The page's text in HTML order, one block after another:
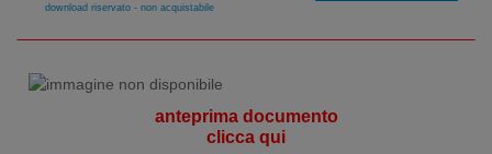
download riservato - non acquistabile
anteprima documento
clicca qui